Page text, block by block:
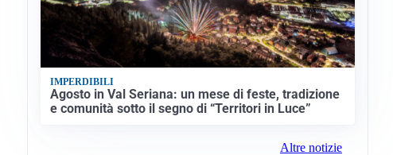
IMPERDIBILI
Agosto in Val Seriana: un mese di feste, tradizione
e comunità sotto il segno di “Territori in Luce”
Altre notizie